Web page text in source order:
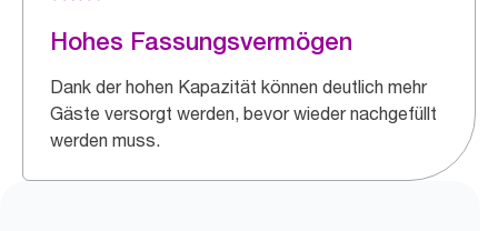
Hohes Fassungsvermögen
Dank der hohen Kapazität können deutlich mehr
Gäste versorgt werden, bevor wieder nachgefüllt
werden muss.